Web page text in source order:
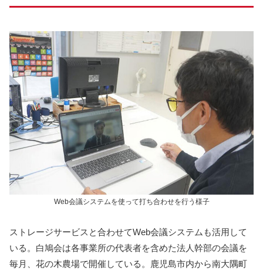
Web会議システムを使って打ち合わせを行う様子
ストレージサービスと合わせてWeb会議システムも活用して
いる。白鳩会は各事業所の代表者を含めた法人幹部の会議を
毎月、花の木農場で開催している。鹿児島市内から南大隅町